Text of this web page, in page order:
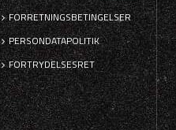
FORRETNINGSBETINGELSER
PERSONDATAPOLITIK
FORTRYDELSESRET